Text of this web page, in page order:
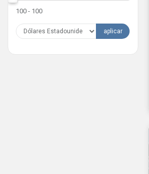
100 - 100
aplicar